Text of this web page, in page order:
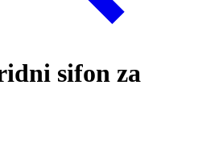
sifon za